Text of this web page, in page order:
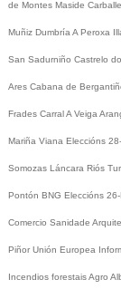
de Montes Maside
Muñiz Dumbría A Peroxa
San Sadurniño Castrelo
Ares Cabana de
Frades CarralA Veiga
Mariña Viana Eleccións
Somozas Láncara Riós
Pontón BNG Eleccións 26-
Comercio Sanidade
Piñor Unión Europea
Incendios forestaisAgro